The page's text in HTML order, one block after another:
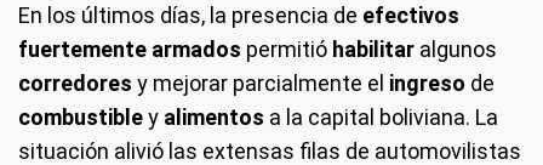
En los últimos días, la presencia de efectivos
fuertemente armados permitió habilitar algunos
corredores y mejorar parcialmente el ingreso de
combustibley alimentos a la capital boliviana. La
situación alivió las extensas filas de automovilistas